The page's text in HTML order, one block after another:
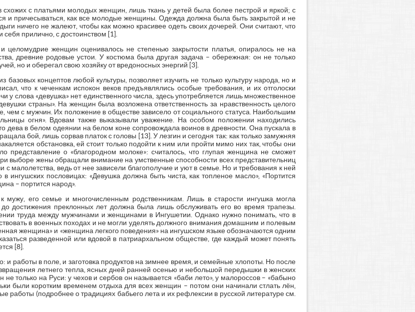
схожих с платьями молодых женщин, лишь ткань у детей была более пестрой и яркой; с
и причесываться, как все молодые женщины. Одежда должна была быть закрытой и не
ничего не жалеют, чтобы как можно красивее одеть своих дочерей. Они считают, что
прилично, с достоинством [1].
целомудрие женщин оценивалось не степенью закрытости платья, опиралось не на
древние родовые устои. У костюма была другая задача – обережная: он не только
но и оберегал свою хозяйку от вредоносных энергий [3].
концептов любой культуры, позволяет изучить не только культуру народа, но и
что к чеченкам испокон веков предъявлялись особые требования, и их отголоски
у слова «девушка» нет единственного числа, здесь употребляется лишь множественное
страны». На женщин была возложена ответственность за нравственность целого
чем с мужчин. Их положение в обществе зависело от социального статуса. Наибольшим
огня». Вдовам также выказывали уважение. На особом положении находились
дева в белом одеянии на белом коне сопровождала воинов в древности. Она пускала в
бой, лишь сорвав платок с головы [13]. У лезгин и сегодня так: как только замужняя
обстановка, ей стоит только подойти к ним или пройти мимо них так, чтобы они
представление о «благородном молоке»: считалось, что глупая женщина не сможет
выборе жены обращали внимание на умственные способности всех представительниц
малолетства, ведь от нее зависели благополучие и уют в семье. Но и требования к ней
ингушских пословицах: «Девушка должна быть чиста, как топленое масло», «Портится
– портится народ».
его семье и многочисленным родственникам. Лишь в старости ингушка могла
достижения преклонных лет должна была лишь обслуживать его во время трапезы.
труда между мужчинами и женщинами в Ингушетии. Однако нужно понимать, что в
в военных походах и не могли уделять должного внимания домашним и полевым
женщина» и «женщина легкого поведения» на ингушском языке обозначаются одним
разведенной или вдовой в патриархальном обществе, где каждый может понять
[8].
и работы в поле, и заготовка продуктов на зимнее время, и семейные хлопоты. Но после
летнего тепла, ясных дней ранней осенью и небольшой передышки в женских
не только на Руси: у чехов и сербов он называется «баби лето», у малороссов – «бабыно
были коротким временем отдыха для всех женщин – потом они начинали стлать лён,
работы (подробнее о традициях бабьего лета и их рефлексии в русской литературе см.